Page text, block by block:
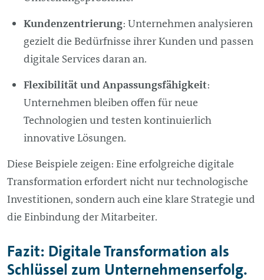
Kundenzentrierung: Unternehmen analysieren
gezielt die Bedürfnisse ihrer Kunden und passen
digitale Services daran an.
Flexibilität und Anpassungsfähigkeit:
Unternehmen bleiben offen für neue
Technologien und testen kontinuierlich
innovative Lösungen.
Diese Beispiele zeigen: Eine erfolgreiche digitale
Transformation erfordert nicht nur technologische
Investitionen, sondern auch eine klare Strategie und
die Einbindung der Mitarbeiter.
Fazit: Digitale Transformation als
Schlüssel zum Unternehmenserfolg.